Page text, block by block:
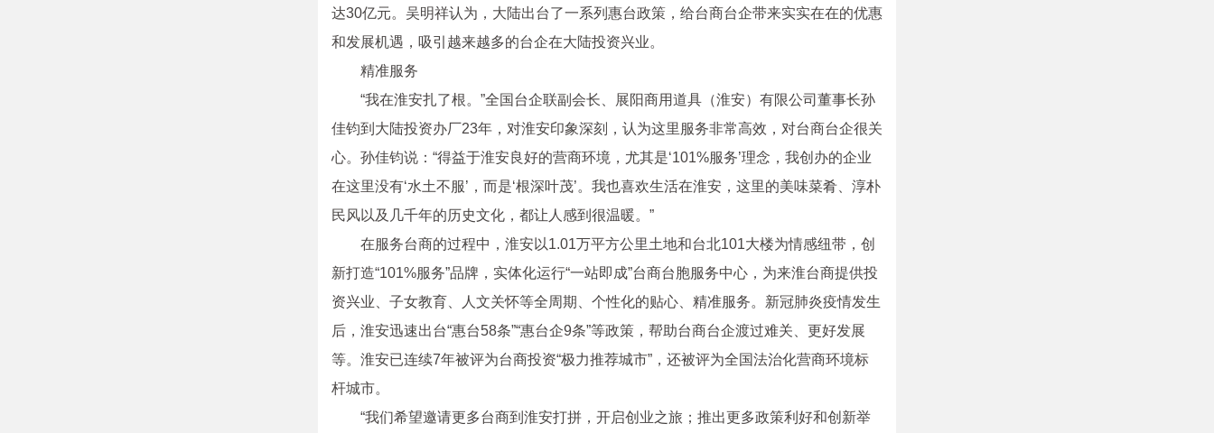
达30亿元。吴明祥认为，大陆出台了一系列惠台政策，给台商台企带来实实在在的优惠
和发展机遇，吸引越来越多的台企在大陆投资兴业。
精准服务
“我在淮安扎了根。”全国台企联副会长、展阳商用道具（淮安）有限公司董事长孙
佳钧到大陆投资办厂23年，对淮安印象深刻，认为这里服务非常高效，对台商台企很关
心。孙佳钧说：“得益于淮安良好的营商环境，尤其是‘101%服务’理念，我创办的企业
在这里没有‘水土不服’，而是‘根深叶茂’。我也喜欢生活在淮安，这里的美味菜肴、淳朴
民风以及几千年的历史文化，都让人感到很温暖。”
在服务台商的过程中，淮安以1.01万平方公里土地和台北101大楼为情感纽带，创
新打造“101%服务”品牌，实体化运行“一站即成”台商台胞服务中心，为来淮台商提供投
资兴业、子女教育、人文关怀等全周期、个性化的贴心、精准服务。新冠肺炎疫情发生
后，淮安迅速出台“惠台58条”“惠台企9条”等政策，帮助台商台企渡过难关、更好发展
等。淮安已连续7年被评为台商投资“极力推荐城市”，还被评为全国法治化营商环境标
杆城市。
“我们希望邀请更多台商到淮安打拼，开启创业之旅；推出更多政策利好和创新举